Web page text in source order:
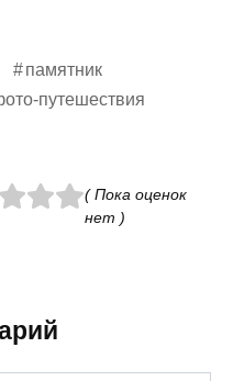
памятник
путешествия
( Пока оценок
нет )